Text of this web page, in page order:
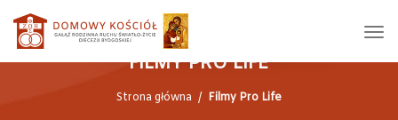
FILMY PRO LIFE
Strona główna / Filmy Pro Life